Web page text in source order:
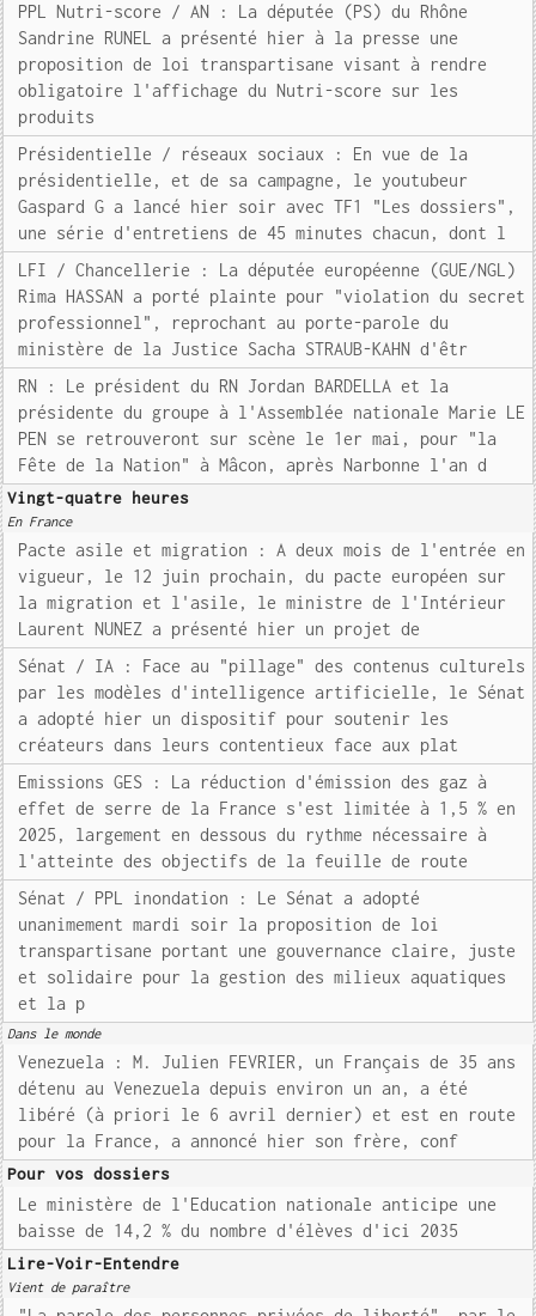
PPL Nutri-score / AN : La députée (PS) du Rhône
Sandrine RUNEL a présenté hier à la presse une
proposition de loi transpartisane visant à rendre
obligatoire l'affichage du Nutri-score sur les
produits
Présidentielle / réseaux sociaux : En vue de la
présidentielle, et de sa campagne, le youtubeur
Gaspard G a lancé hier soir avec TF1 "Les dossiers",
une série d'entretiens de 45 minutes chacun, dont l
LFI / Chancellerie : La députée européenne (GUE/NGL)
Rima HASSAN a porté plainte pour "violation du secret
professionnel", reprochant au porte-parole du
ministère de la Justice Sacha STRAUB-KAHN d'êtr
RN : Le président du RN Jordan BARDELLA et la
présidente du groupe à l'Assemblée nationale Marie LE
PEN se retrouveront sur scène le 1er mai, pour "la
Fête de la Nation" à Mâcon, après Narbonne l'an d
Vingt-quatre heures
En France
Pacte asile et migration : A deux mois de l'entrée en
vigueur, le 12 juin prochain, du pacte européen sur
la migration et l'asile, le ministre de l'Intérieur
Laurent NUNEZ a présenté hier un projet de
Sénat / IA : Face au "pillage" des contenus culturels
par les modèles d'intelligence artificielle, le Sénat
a adopté hier un dispositif pour soutenir les
créateurs dans leurs contentieux face aux plat
Emissions GES : La réduction d'émission des gaz à
effet de serre de la France s'est limitée à 1,5 % en
2025, largement en dessous du rythme nécessaire à
l'atteinte des objectifs de la feuille de route
Sénat / PPL inondation : Le Sénat a adopté
unanimement mardi soir la proposition de loi
transpartisane portant une gouvernance claire, juste
et solidaire pour la gestion des milieux aquatiques
et la p
Dans le monde
Venezuela : M. Julien FEVRIER, un Français de 35 ans
détenu au Venezuela depuis environ un an, a été
libéré (à priori le 6 avril dernier) et est en route
pour la France, a annoncé hier son frère, conf
Pour vos dossiers
Le ministère de l'Education nationale anticipe une
baisse de 14,2 % du nombre d'élèves d'ici 2035
Lire-Voir-Entendre
Vient de paraître